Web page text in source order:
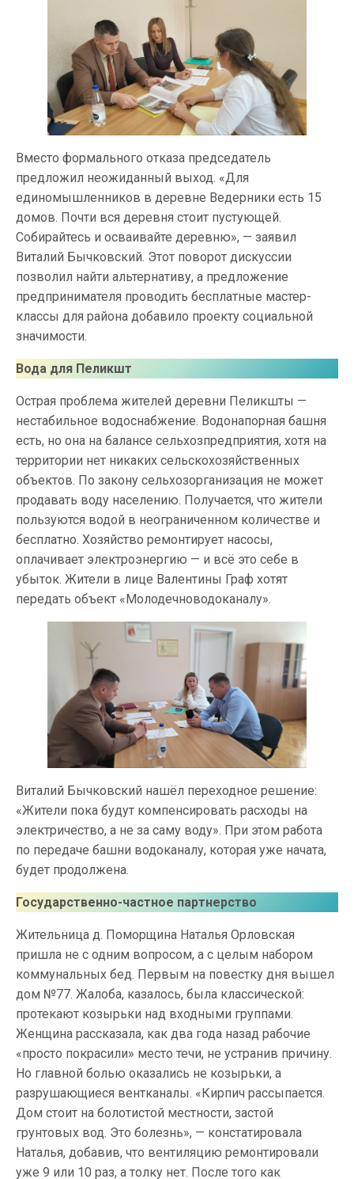
Вместо формального отказа председатель
предложил неожиданный выход. «Для
единомышленников в деревне Ведерники есть 15
домов. Почти вся деревня стоит пустующей.
Собирайтесь и осваивайте деревню», — заявил
Виталий Бычковский. Этот поворот дискуссии
позволил найти альтернативу, а предложение
предпринимателя проводить бесплатные мастер-
классы для района добавило проекту социальной
значимости.
Вода для Пеликшт
Острая проблема жителей деревни Пеликшты —
нестабильное водоснабжение. Водонапорная башня
есть, но она на балансе сельхозпредприятия, хотя на
территории нет никаких сельскохозяйственных
объектов. По закону сельхозорганизация не может
продавать воду населению. Получается, что жители
пользуются водой в неограниченном количестве и
бесплатно. Хозяйство ремонтирует насосы,
оплачивает электроэнергию — и всё это себе в
убыток. Жители в лице Валентины Граф хотят
передать объект «Молодечноводоканалу».
Виталий Бычковский нашёл переходное решение:
«Жители пока будут компенсировать расходы на
электричество, а не за саму воду». При этом работа
по передаче башни водоканалу, которая уже начата,
будет продолжена.
Государственно-частное партнерство
Жительница д. Поморщина Наталья Орловская
пришла не с одним вопросом, а с целым набором
коммунальных бед. Первым на повестку дня вышел
дом №77. Жалоба, казалось, была классической:
протекают козырьки над входными группами.
Женщина рассказала, как два года назад рабочие
«просто покрасили» место течи, не устранив причину.
Но главной болью оказались не козырьки, а
разрушающиеся вентканалы. «Кирпич рассыпается.
Дом стоит на болотистой местности, застой
грунтовых вод. Это болезнь», — констатировала
Наталья, добавив, что вентиляцию ремонтировали
уже 9 или 10 раз, а толку нет. После того как